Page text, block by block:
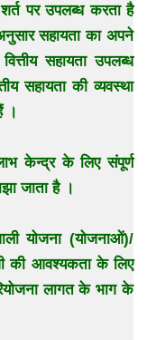
पर उपलब्ध करता है
सहायता का अपने
सहायता उपलब्ध
सहायता की व्यवस्था
।
केन्द्र के लिए संपूर्ण
जाता है ।
योजना (योजनाओं)/
की आवश्यकता के लिए
लागत के भाग के